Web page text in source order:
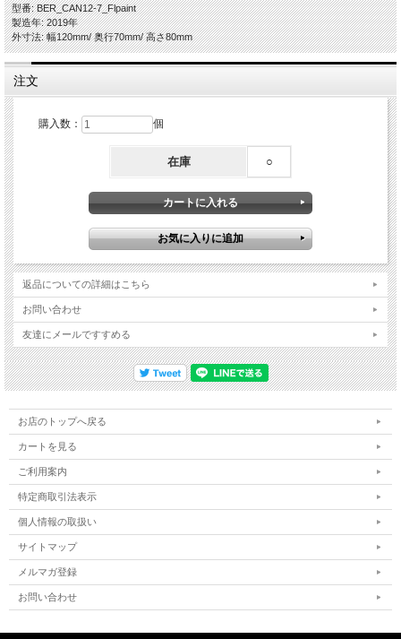
型番: BER_CAN12-7_Flpaint
製造年: 2019年
外寸法: 幅120mm/ 奥行70mm/ 高さ80mm
注文
購入数： 個
在庫 ○
返品についての詳細はこちら
お問い合わせ
友達にメールですすめる
お店のトップへ戻る
カートを見る
ご利用案内
特定商取引法表示
個人情報の取扱い
サイトマップ
メルマガ登録
お問い合わせ